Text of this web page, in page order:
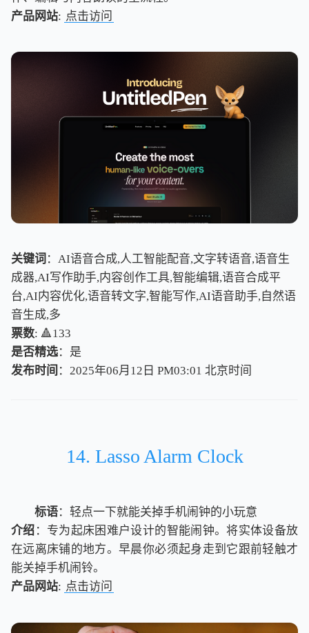
产品网站: 点击访问
关键词 ：AI语音合成,人工智能配音,文字转语音,语音生
成器,AI写作助手,内容创作工具,智能编辑,语音合成平
台,AI内容优化,语音转文字,智能写作,AI语音助手,自然语
音生成,多
票数: 🔺133
是否精选：是
发布时间 ：2025年06月12日 PM03:01 北京时间
北京时间
14. Lasso Alarm Clock
标语：轻点一下就能关掉手机闹钟的小玩意
介绍 ：专为起床困难户设计的智能闹钟。将实体设备放
在远离床铺的地方。早晨你必须起身走到它跟前轻触才
能关掉手机闹铃。
产品网站: 点击访问